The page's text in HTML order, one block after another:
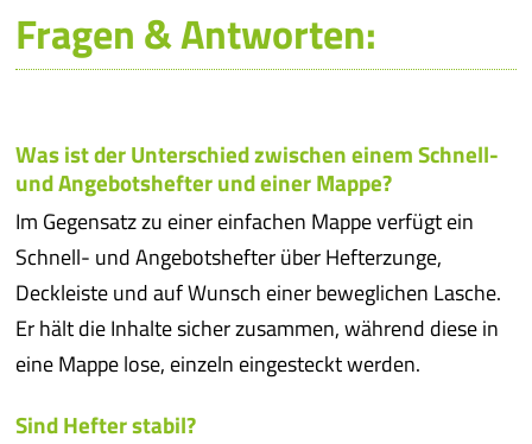
Fragen & Antworten:
Was ist der Unterschied zwischen einem Schnell-
und Angebotshefter und einer Mappe?
Im Gegensatz zu einer einfachen Mappe verfügt ein
Schnell- und Angebotshefter über Hefterzunge,
Deckleiste und auf Wunsch einer beweglichen Lasche.
Er hält die Inhalte sicher zusammen, während diese in
eine Mappe lose, einzeln eingesteckt werden.
Sind Hefter stabil?